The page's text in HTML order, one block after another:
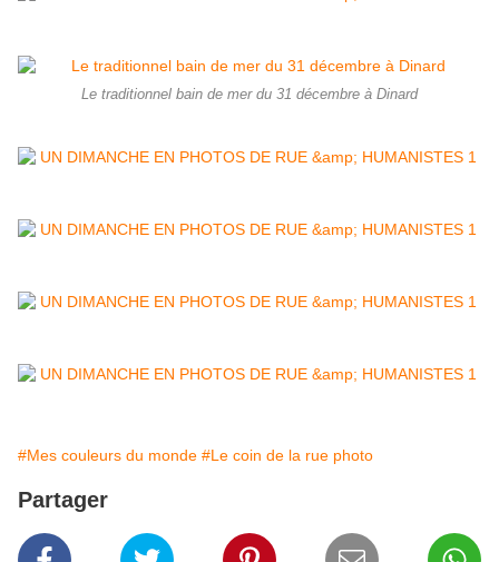
Le traditionnel bain de mer du 31 décembre à Dinard
#Mes couleurs du monde #Le coin de la rue photo
Partager